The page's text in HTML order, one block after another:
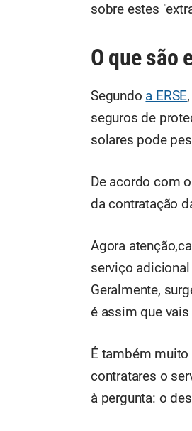
sobre estes
O que são
Segundo a ERSE
seguros de
solares pode
De acordo com
da contratação
Agora
serviço
Geralmente,
é assim que
É também
contratares o
à pergunta: o